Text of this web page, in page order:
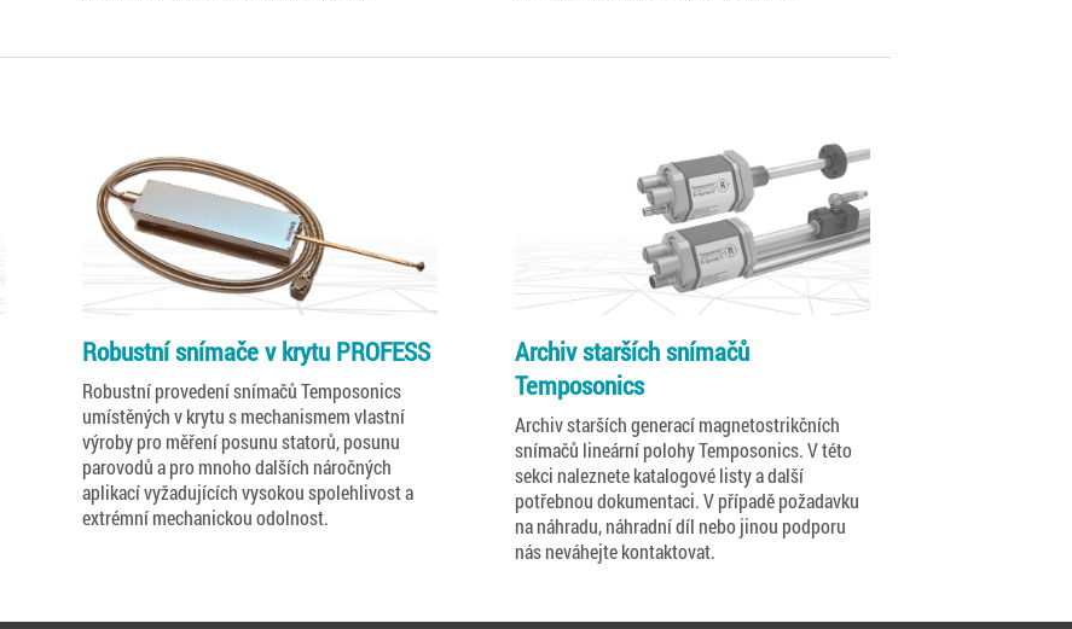
Robustní snímače v krytu PROFESS
Robustní provedení snímačů Temposonics
umístěných v krytu s mechanismem vlastní
výroby pro měření posunu statorů, posunu
parovodů a pro mnoho dalších náročných
aplikací vyžadujících vysokou spolehlivost a
extrémní mechanickou odolnost.
Archiv starších snímačů
Temposonics
Archiv starších generací magnetostrikčních
snímačů lineární polohy Temposonics. V této
sekci naleznete katalogové listy a další
potřebnou dokumentaci. V případě požadavku
na náhradu, náhradní díl nebo jinou podporu
nás neváhejte kontaktovat.